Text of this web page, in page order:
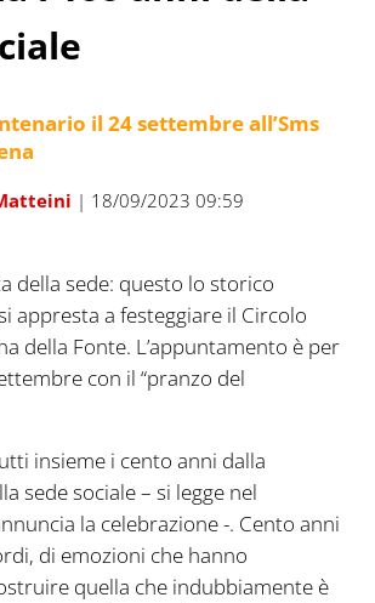
il 24 settembre all’Sms
| 18/09/2023 09:59
della sede: questo lo storico
appresta a festeggiare il Circolo
della Fonte. L’appuntamento è per
con il “pranzo del
insieme i cento anni dalla
sede sociale – si legge nel
la celebrazione -. Cento anni
di emozioni che hanno
quella che indubbiamente è